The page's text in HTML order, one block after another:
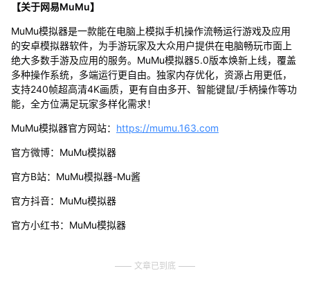
【关于网易MuMu】
MuMu模拟器是一款能在电脑上模拟手机操作流畅运行游戏及应用
的安卓模拟器软件，为手游玩家及大众用户提供在电脑畅玩市面上
绝大多数手游及应用的服务。MuMu模拟器5.0版本焕新上线，覆盖
多种操作系统，多端运行更自由。独家内存优化，资源占用更低，
支持240帧超高清4K画质，更有自由多开、智能键鼠/手柄操作等功
能，全方位满足玩家多样化需求！
MuMu模拟器官方网站： https://mumu.163.com
官方微博：MuMu模拟器
官方B站：MuMu模拟器-Mu酱
官方抖音：MuMu模拟器
官方小红书：MuMu模拟器
文章已到底